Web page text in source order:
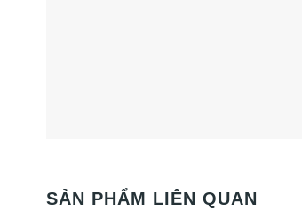
SẢN PHẨM LIÊN QUAN